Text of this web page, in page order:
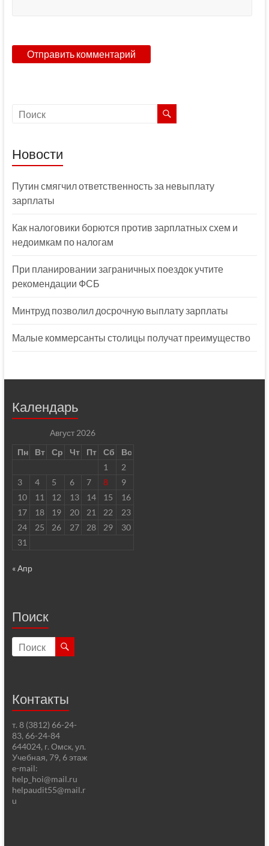
Новости
Путин смягчил ответственность за невыплату
зарплаты
Как налоговики борются против зарплатных схем и
недоимкам по налогам
При планировании заграничных поездок учтите
рекомендации ФСБ
Минтруд позволил досрочную выплату зарплаты
Малые коммерсанты столицы получат преимущество
Календарь
Август 2026
Пн
Вт Ср Чт Пт Сб
Вс
1
2
3
4 5 6 7 8
9
10
11 12 13 14 15
16
17
18 19 20 21 22
23
24
25 26 27 28 29
30
31
« Апр
Поиск
Контакты
т. 8 (3812) 66-24-
83, 66-24-84
644024, г. Омск, ул.
Учебная, 79, 6 этаж
e-mail:
help_hoi@mail.ru
helpaudit55@mail.r
u